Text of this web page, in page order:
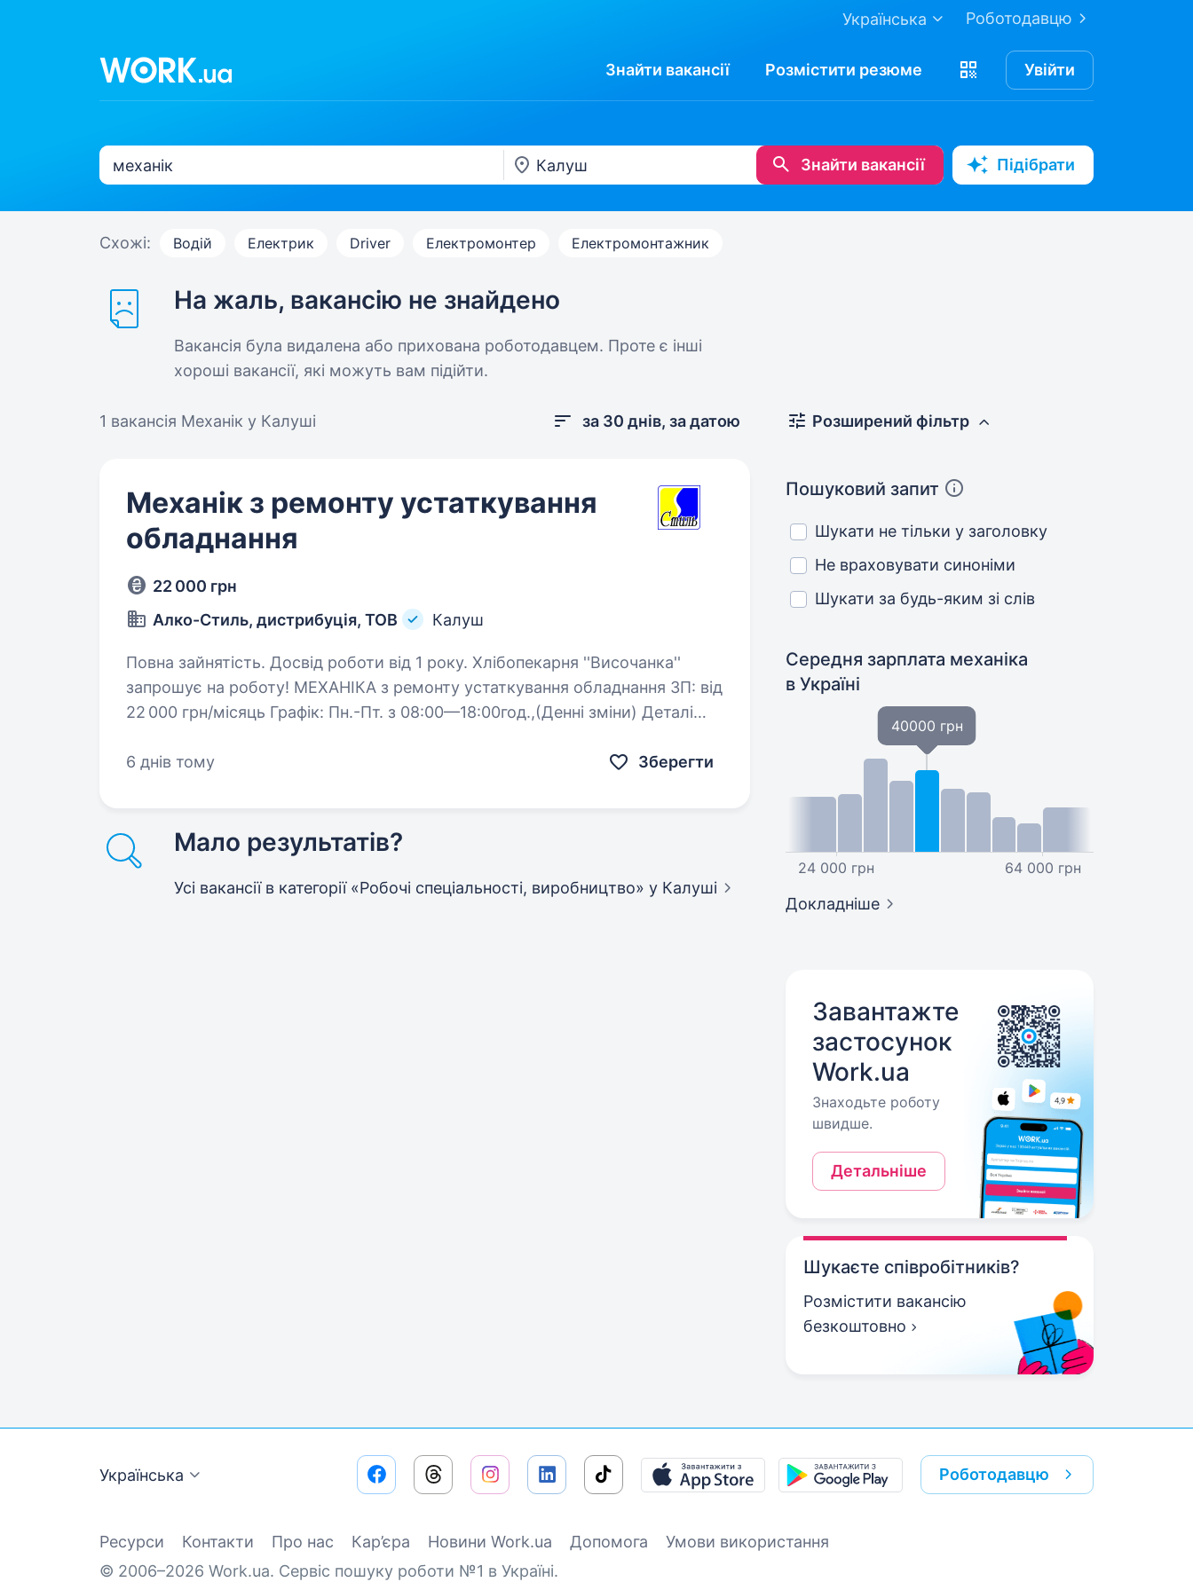
Роботодавцю
Українська
Знайти вакансії Розмістити резюме Увійти
Знайти вакансії Підібрати
Схожі: Водій Електрик Driver Електромонтер Електромонтажник
На жаль, вакансію не знайдено
Вакансія була видалена або прихована роботодавцем. Проте є інші
хороші вакансії, які можуть вам підійти.
1 вакансія Механік у Калуші за 30 днів, за датою
Механік з ремонту устаткування
обладнання
22 000 грн
Алко-Стиль, дистрибуція, ТОВ
Калуш
Повна зайнятість. Досвід роботи від 1 року. Хлібопекарня ''Височанка''
запрошує на роботу! МЕХАНІКА з ремонту устаткування обладнання ЗП: від
22 000 грн/місяць Графік: Пн.-Пт. з 08:00—18:00год.,(Денні зміни) Деталі
6 днів тому
Зберегти
Мало результатів?
Усі вакансії в категорії «Робочі спеціальності, виробництво» у Калуші
Розширений фільтр
Пошуковий запит
Шукати не тільки у заголовку
Не враховувати синоніми
Шукати за будь-яким зі слів
Середня зарплата механіка
в Україні
24 000 грн
40000 грн
64 000 грн
Докладніше
Завантажте
застосунок
Work.ua
Знаходьте роботу
швидше.
Детальніше
Шукаєте співробітників?
Розмістити вакансію
безкоштовно
Українська Роботодавцю
Ресурси Контакти Про нас Кар’єра Новини Work.ua Допомога
Умови використання
© 2006–2026 Work.ua. Сервіс пошуку роботи №1 в Україні.